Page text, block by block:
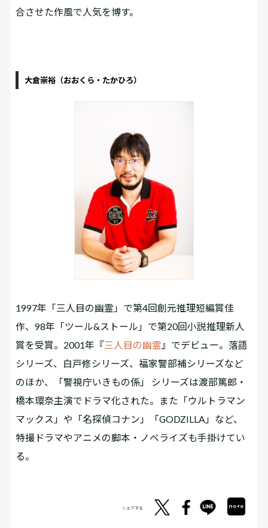
合させた作風で人気を博す。
大倉崇裕（おおくら・たかひろ）
1997年「三人目の幽霊」で第4回創元推理短編賞佳
作、98年「ツール&ストール」で第20回小説推理新人
賞を受賞。2001年『三人目の幽霊 』でデビュー。落語
シリーズ、白戸修シリーズ、福家警部補シリーズなど
のほか、「警視庁いきもの係」 シリーズは渡部篤郎・
橋本環奈主演でドラマ化された。また「ウルトラマン
マックス」や「名探偵コナン」「GODZILLA」など、
特撮ドラマやアニメの脚本・ノベライズも手掛けてい
る。
シェアする